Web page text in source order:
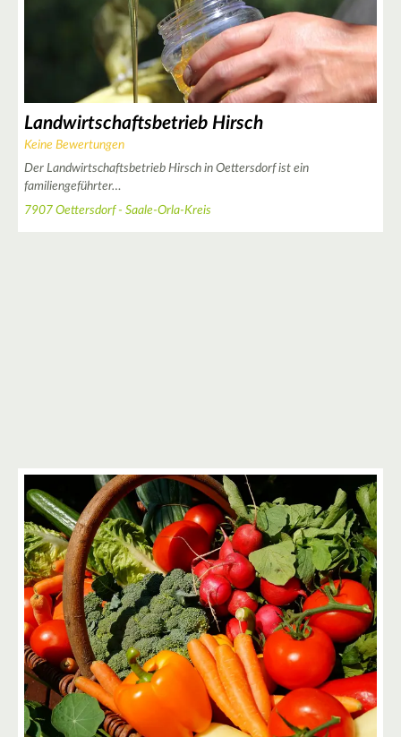
Landwirtschaftsbetrieb Hirsch
Keine Bewertungen
Der Landwirtschaftsbetrieb Hirsch in Oettersdorf ist ein
familiengeführter…
7907 Oettersdorf - Saale-Orla-Kreis
7
3
4
3
3
2